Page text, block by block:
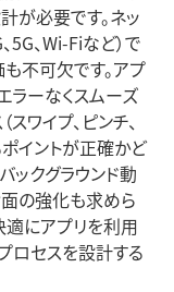
が必要です。ネッ
5G、Wi-Fiなど）で
不可欠です。アプ
ラーなくスムーズ
ワイプ、ピンチ、
イントが正確かど
ックグラウンド動
の強化も求めら
にアプリを利用
ロセスを設計する